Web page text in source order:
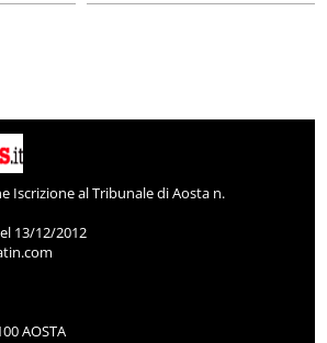
Iscrizione al Tribunale di Aosta n.
13/12/2012
AOSTA